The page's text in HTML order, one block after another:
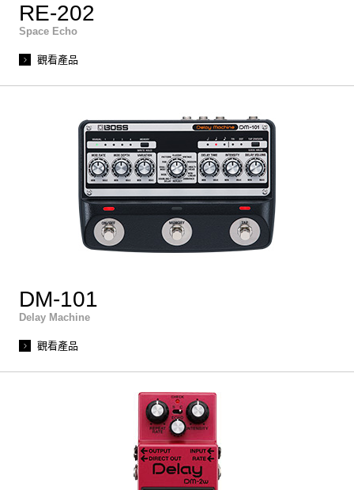
RE-202
Space Echo
觀看產品
DM-101
Delay Machine
觀看產品